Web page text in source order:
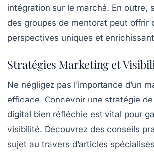
intégration sur le marché. En outre,
des groupes de mentorat peut offrir
perspectives uniques et
Stratégies Marketing et
Ne négligez pas l’importance d’un
efficace. Concevoir une stratégie
digital bien réfléchie est vital pour
visibilité. Découvrez des conseils
sujet au travers d’articles